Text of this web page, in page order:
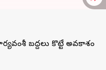
బద్దలు కొట్టే అవకాశం